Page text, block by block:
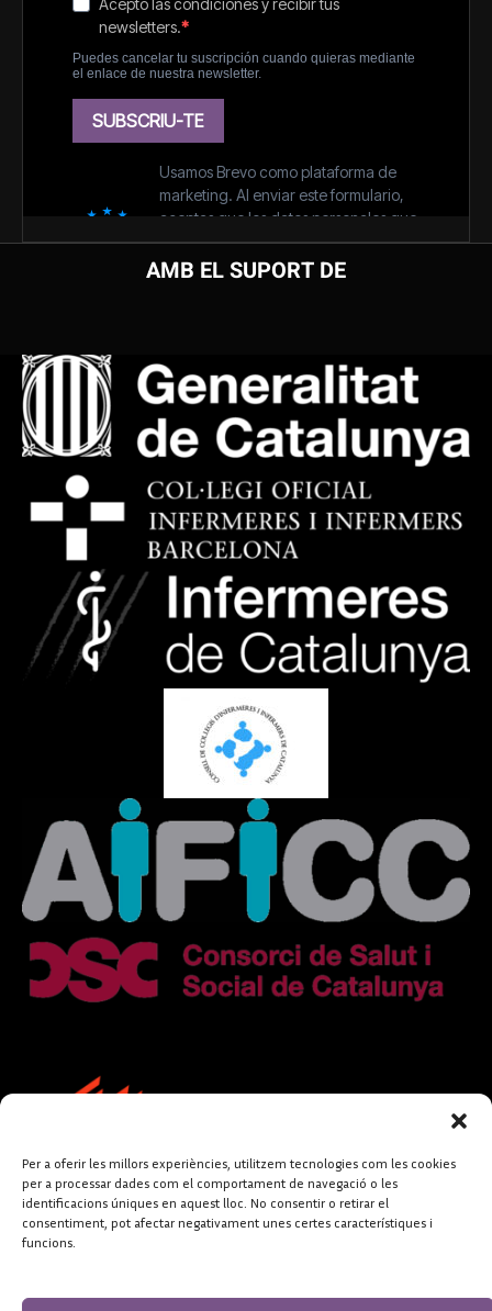
Per a oferir les millors experiències, utilitzem tecnologies com les cookies
per a processar dades com el comportament de navegació o les
identificacions úniques en aquest lloc. No consentir o retirar el
consentiment, pot afectar negativament unes certes característiques i
funcions.
AMB EL SUPORT DE
FUNDACIÓ